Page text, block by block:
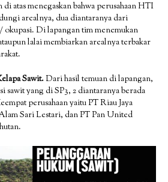
atas menegaskan bahwa perusahaan HTI
arealnya, dua diantaranya dari
okupasi. Di lapangan tim menemukan
lalai membiarkan arealnya terbakar
Sawit.Dari hasil temuan di lapangan,
yang di SP3, 2 diantaranya berada
perusahaan yaitu PT Riau Jaya
Sari Lestari, dan PT Pan United